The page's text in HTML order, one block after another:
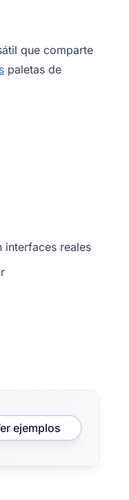
que comparte
paletas de
interfaces reales
ejemplos